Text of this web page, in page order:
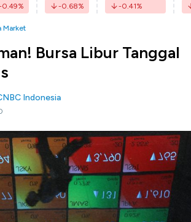
0.49% -0.68% -0.41%
Market
Bursa Libur Tanggal
Indonesia